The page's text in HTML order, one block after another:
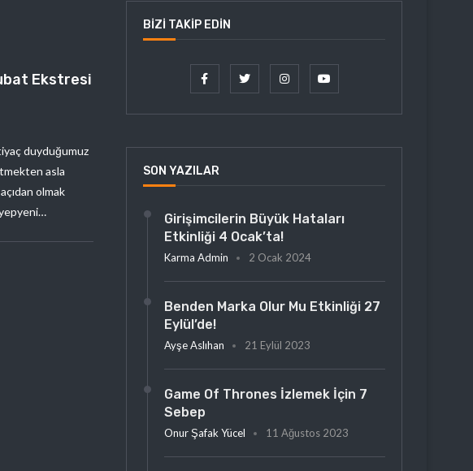
Ekstresi
duyduğumuz
asla
olmak
BIZI TAKIP EDIN
SON YAZILAR
Girişimcilerin Büyük Hataları
Etkinliği 4 Ocak’ta!
Karma Admin 2 Ocak 2024
Benden Marka Olur Mu Etkinliği 27
Eylül’de!
Ayşe Aslıhan 21 Eylül 2023
Game Of Thrones İzlemek İçin 7
Sebep
Onur Şafak Yücel 11 Ağustos 2023